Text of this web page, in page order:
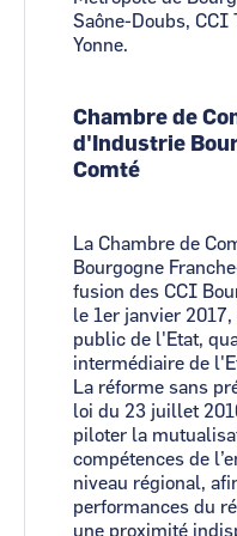
Saône-Doubs,
Yonne.
Chambre de
d'Industrie
Comté
La Chambre de
Bourgogne
fusion des CCI
le 1er janvier
public de l'Etat,
intermédiaire de
La réforme sans
loi du 23 juillet
piloter la
compétences de
niveau régional,
performances du
une proximité